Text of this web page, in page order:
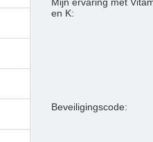
en K:
Beveiligingscode: